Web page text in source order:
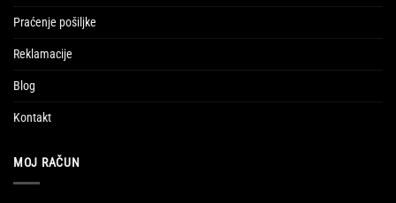
Praćenje pošiljke
Reklamacije
Blog
Kontakt
MOJ RAČUN